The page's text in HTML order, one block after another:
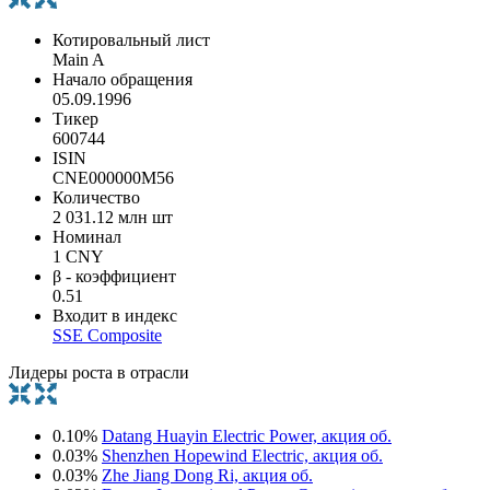
Котировальный лист
Main A
Начало обращения
05.09.1996
Тикер
600744
ISIN
CNE000000M56
Количество
2 031.12 млн шт
Номинал
1 CNY
β - коэффициент
0.51
Входит в индекс
SSE Composite
Лидеры роста в отрасли
0.10% Datang Huayin Electric Power, акция об.
0.03% Shenzhen Hopewind Electric, акция об.
0.03% Zhe Jiang Dong Ri, акция об.